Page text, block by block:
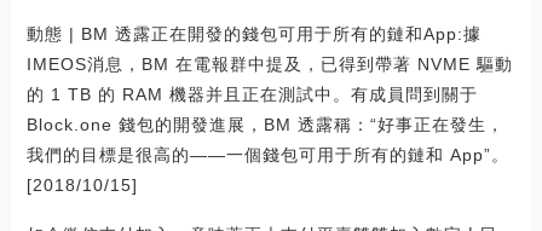
動態 | BM 透露正在開發的錢包可用于所有的鏈和App:據
IMEOS消息，BM 在電報群中提及，已得到帶著 NVME 驅動
的 1 TB 的 RAM 機器并且正在測試中。有成員問到關于
Block.one 錢包的開發進展，BM 透露稱：“好事正在發生，
我們的目標是很高的——一個錢包可用于所有的鏈和 App”。
[2018/10/15]